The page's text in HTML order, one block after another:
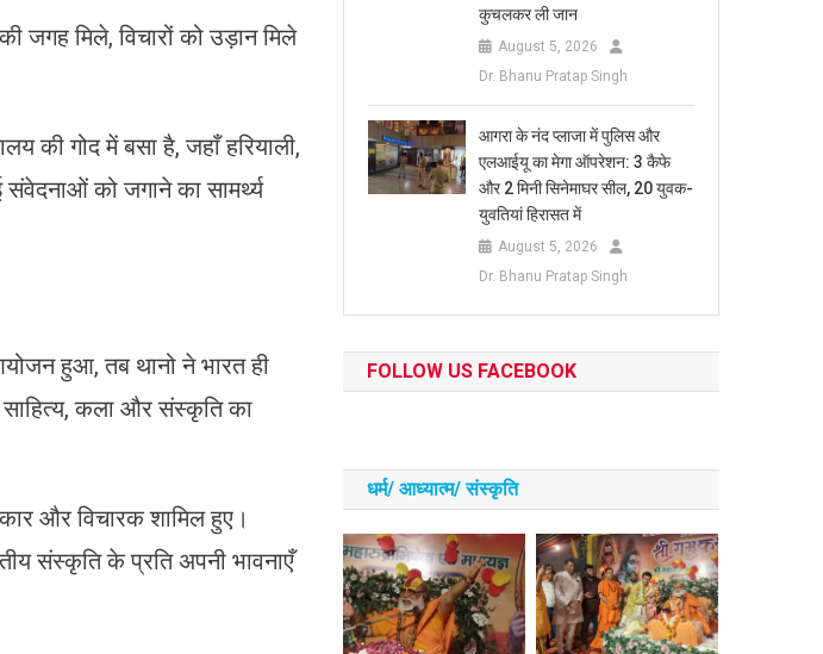
जगह मिले, विचारों को उड़ान मिले
की गोद में बसा है, जहाँ हरियाली,
संवेदनाओं को जगाने का सामर्थ्य
हुआ, तब थानो ने भारत ही
कला और संस्कृति का
और विचारक शामिल हुए।
संस्कृति के प्रति अपनी भावनाएँ
कुचलकर ली जान
August 5, 2026
Dr. Bhanu Pratap Singh
आगरा के नंद प्लाजा में पुलिस और
एलआईयू का मेगा ऑपरेशन: 3 कैफे
और 2 मिनी सिनेमाघर सील, 20 युवक-
युवतियां हिरासत में
August 5, 2026
Dr. Bhanu Pratap Singh
FOLLOW US FACEBOOK
धर्म/ आध्‍यात्‍म/ संस्‍कृति